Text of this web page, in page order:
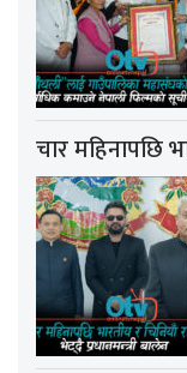
चार महिनापछि